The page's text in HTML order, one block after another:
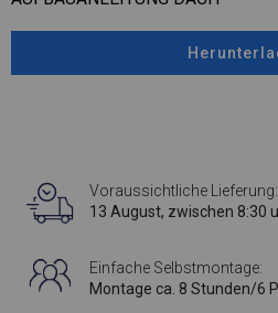
Voraussichtliche Lieferung:
13 August, zwischen 8:30
Einfache Selbstmontage:
Montage ca. 8 Stunden/6